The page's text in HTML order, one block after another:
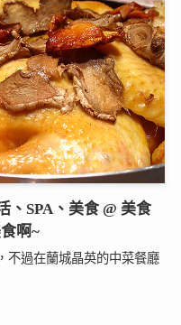
、SPA、美食 @ 美食
啊~
不過在蘭城晶英的中菜餐廳